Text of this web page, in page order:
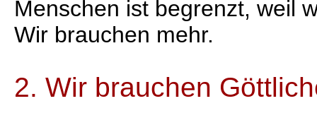
Menschen ist begrenzt, weil
Wir brauchen mehr.
2. Wir brauchen